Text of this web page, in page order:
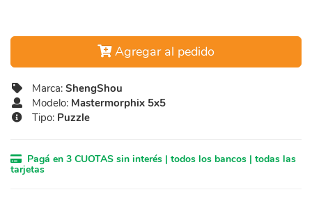
Agregar al pedido
Marca: ShengShou
Modelo: Mastermorphix 5x5
Tipo: Puzzle
Pagá en 3 CUOTAS sin interés | todos los bancos | todas las
tarjetas